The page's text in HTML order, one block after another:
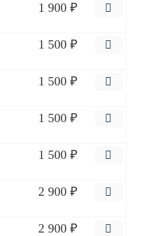
1 900 ₽
1 500 ₽
1 500 ₽
1 500 ₽
1 500 ₽
2 900 ₽
2 900 ₽